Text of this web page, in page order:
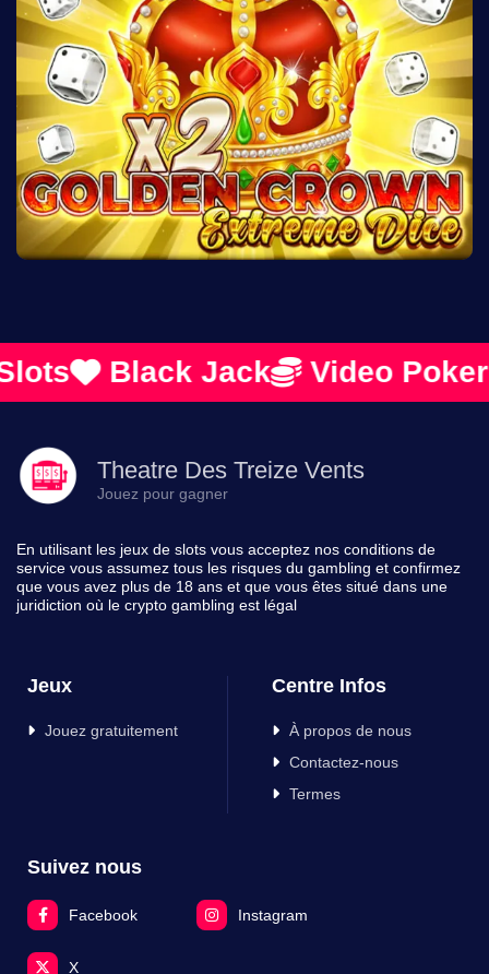
Black Jack Video Poker
Theatre Des Treize Vents
Jouez pour gagner
En utilisant les jeux de slots vous acceptez nos conditions de
service vous assumez tous les risques du gambling et confirmez
que vous avez plus de 18 ans et que vous êtes situé dans une
juridiction où le crypto gambling est légal
Jeux
Jouez gratuitement
Centre Infos
À propos de nous
Contactez-nous
Termes
Suivez nous
Facebook Instagram
X